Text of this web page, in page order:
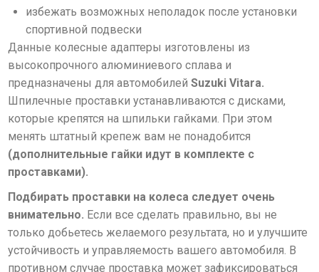
избежать возможных неполадок после установки
спортивной подвески
Данные колесные адаптеры изготовлены из
высокопрочного алюминиевого сплава и
предназначены для автомобилейSuzuki Vitara.
Шпилечные проставки устанавливаются с дисками,
которые крепятся на шпильки гайками. При этом
менять штатный крепеж вам не понадобится
(дополнительные гайки идут в комплекте с
проставками).
П одбирать проставки на колеса следует очень
внимательно. Если все сделать правильно, вы не
только добьетесь желаемого результата, но и улучшите
устойчивость и управляемость вашего автомобиля. В
противном случае проставка может зафиксироваться